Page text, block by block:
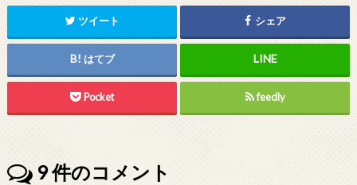
ツイート シェア
はてブ
Pocket feedly
9件のコメント